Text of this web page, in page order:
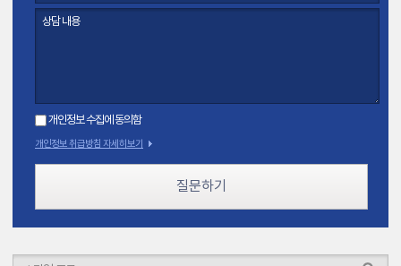
개인정보 수집에 동의함
개인정보 취급방침 자세히보기
질문하기